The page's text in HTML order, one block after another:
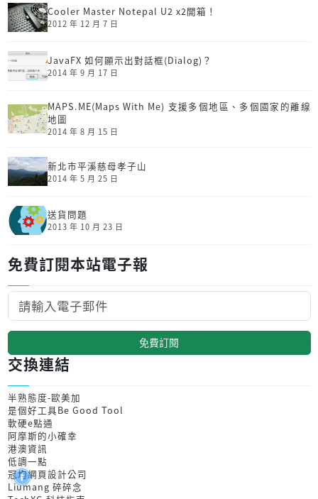
Cooler Master Notepal U2 x2開箱！
2012 年 12 月 7 日
JavaFX 如何顯示出對話框(Dialog)？
2014 年 9 月 17 日
MAPS.ME(Maps With Me) 支援多個地區、多個國家的離線
地圖
2014 年 8 月 15 日
新北市平溪慈母孝子山
2014 年 5 月 25 日
送貨問題
2013 年 10 月 23 日
免費訂閱本站電子報
免費訂閱
交換連結
半熟態度-歐美加
是個好工具Be Good Tool
軟硬e點通
阿摩斯的小確幸
港澳資訊
低調一點
冠均網頁設計公司
Liumang 碎碎念